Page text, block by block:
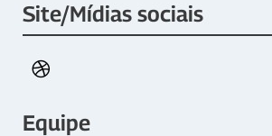
Site/Mídias sociais
Equipe